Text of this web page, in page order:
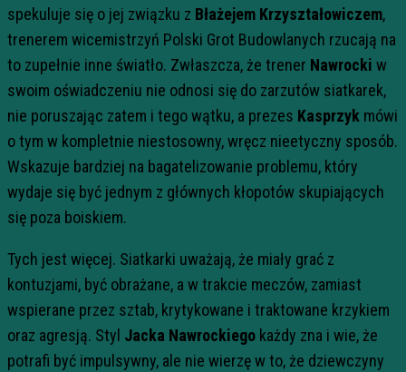
spekuluje się o jej związku z Błażejem Krzyształowiczem,
trenerem wicemistrzyń Polski Grot Budowlanych rzucają na
to zupełnie inne światło. Zwłaszcza, że trener Nawrocki w
swoim oświadczeniu nie odnosi się do zarzutów siatkarek,
nie poruszając zatem i tego wątku, a prezes Kasprzyk mówi
o tym w kompletnie niestosowny, wręcz nieetyczny sposób.
Wskazuje bardziej na bagatelizowanie problemu, który
wydaje się być jednym z głównych kłopotów skupiających
się poza boiskiem.
Tych jest więcej. Siatkarki uważają, że miały grać z
kontuzjami, być obrażane, a w trakcie meczów, zamiast
wspierane przez sztab, krytykowane i traktowane krzykiem
oraz agresją. Styl Jacka Nawrockiego każdy zna i wie, że
potrafi być impulsywny, ale nie wierzę w to, że dziewczyny